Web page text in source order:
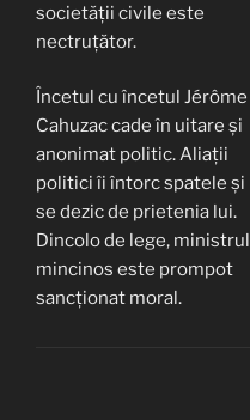
societății civile este
nectruțător.
Încetul cu încetul Jérôme
Cahuzac cade în uitare și
anonimat politic. Aliații
politici îi întorc spatele și
se dezic de prietenia lui.
Dincolo de lege, ministrul
mincinos este prompot
sancționat moral.